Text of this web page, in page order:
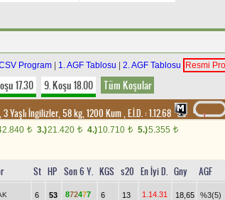
Program 1. AGF Tablosu 2. AGF Tablosu Resmi
17.30 9. Koşu 18.00 Tüm Koşular
, 3 Yaşlı İngilizler, 58 kg, 1200 Kum,E.İ.D. :1.12.68
t 3.)21.420 t 4.)10.710 t 5.)5.355 t
St HP Son 6 Y. KGS s20 En İyi D. Gny AGF
6 53 872477 6 13 1.14.31 18,65 %3(5)